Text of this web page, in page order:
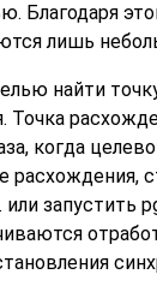
лишь
найти
Точка
когда
или запустить